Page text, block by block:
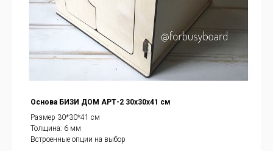
Основа БИЗИ ДОМ АРТ-2 30х30х41 см
Размер 30*30*41 см
Толщина: 6 мм
Встроенные опции на выбор